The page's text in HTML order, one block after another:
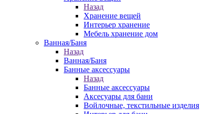
Назад
Хранение вещей
Интерьер хранение
Мебель хранение дом
Ванная/Баня
Назад
Ванная/Баня
Банные аксессуары
Назад
Банные аксессуары
Аксесуары для бани
Войлочные, текстильные изделия